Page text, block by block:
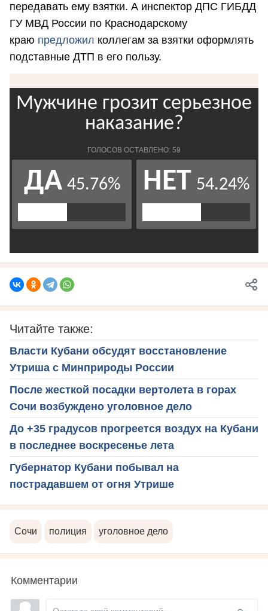
передавать ему взятки. А инспектор ДПС ГИБДД
ГУ МВД России по Краснодарскому
краю предложил коллегам за взятки оформлять
подставные ДТП в его пользу.
Читайте также:
Власти Кубани обсудят восстановление
Утриша с Минприроды России
После жесткой посадки вертолета в горах
Сочи возбуждено уголовное дело
До +35 градусов прогреется воздух на Кубани
в последнее воскресенье лета
Губернатор Кубани побывал на
пострадавшем от огня Утрише
Сочи полиция уголовное дело
Комментарии